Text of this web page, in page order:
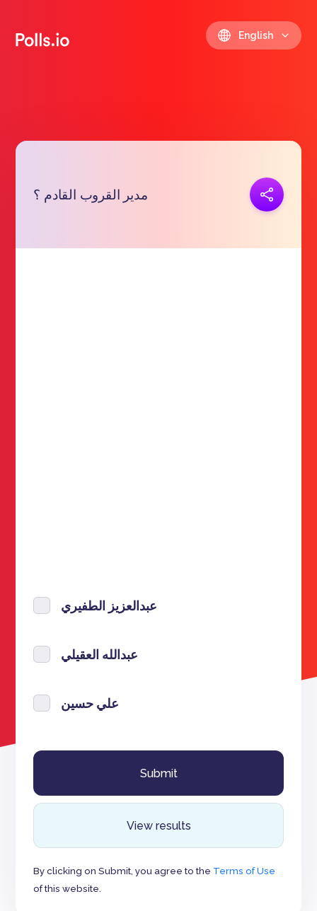
English
مدير القروب القادم ؟
عبدالعزيز الطفيري
عبدالله العقيلي
علي حسين
View results
By clicking on Submit, you agree to the Terms of Use
of this website.